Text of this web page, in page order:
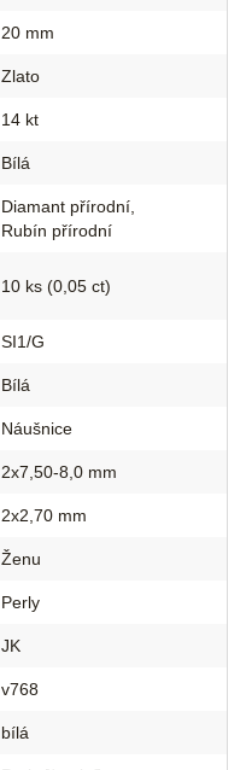
20 mm
Zlato
14 kt
Bílá
Diamant přírodní
Rubín přírodní
10 ks (0,05 ct)
SI1/G
Bílá
Náušnice
2x7,50-8,0 mm
2x2,70 mm
Ženu
Perly
JK
v768
bílá